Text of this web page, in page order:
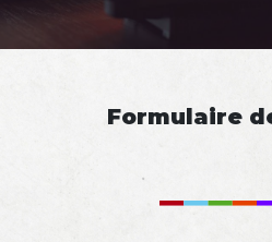
Formulaire